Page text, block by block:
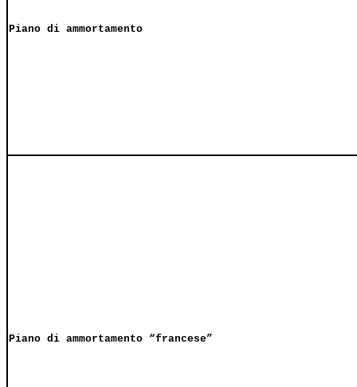
Piano di ammortamento
Piano di ammortamento “francese”